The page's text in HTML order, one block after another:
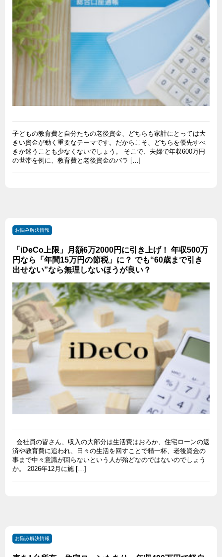
子どもの教育費と自分たちの老後資金、どちらも家計にとっては大
きい資金が動く重要なテーマです。だからこそ、どちらを優先すべ
きか迷うことも少なくないでしょう。 そこで、夫婦で年収600万円
の世帯を例に、教育費と老後資金のバラ […]
お悩み解決情報
「iDeCo上限」月額6万2000円に引き上げ！ 年収500万
円なら「年間15万円の節税」に？ でも“60歳まで引き
出せない”なら無理しないほうが良い？
会社員の皆さん、収入の大部分は生活費はおろか、住宅ローンの返
済や教育費に追われ、日々の生活を回すことで精一杯、老後資金の
事まで中々意識が回らないという人が殆どなのではないのでしょう
か。 2026年12月に施 […]
お悩み解決情報